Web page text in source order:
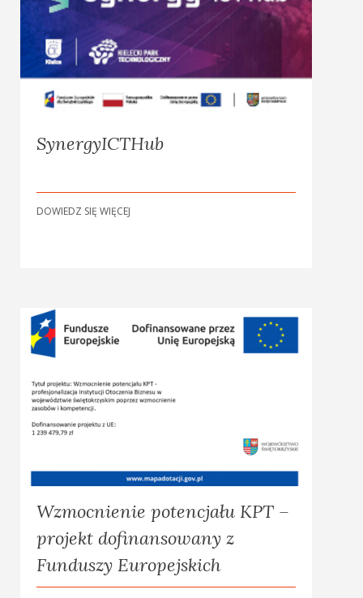
SynergyICTHub
DOWIEDZ SIĘ WIĘCEJ
Wzmocnienie potencjału KPT –
projekt dofinansowany z
Funduszy Europejskich